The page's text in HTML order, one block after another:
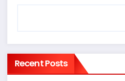
Recent Posts